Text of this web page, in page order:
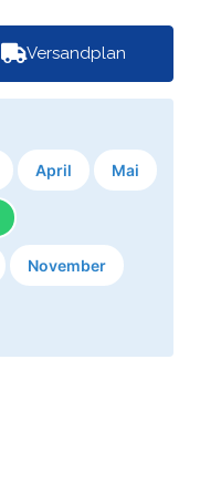
Versandplan
April Mai
November